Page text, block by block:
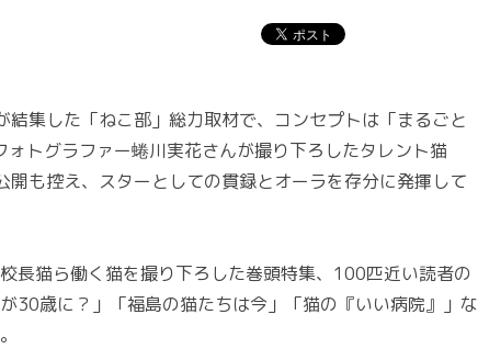
集した「ねこ部」総力取材で、コンセプトは「まるごと
トグラファー蜷川実花さんが撮り下ろしたタレント猫
開も控え、スターとしての貫録とオーラを存分に発揮して
長猫ら働く猫を撮り下ろした巻頭特集、100匹近い読者の
30歳に？」「福島の猫たちは今」「猫の『いい病院』」な